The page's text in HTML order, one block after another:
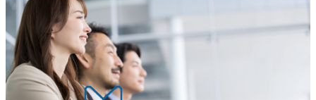
り、常に刺激を受けながらプロジェクトワークが可能 総合
コンサルティングファームの名の通り、全方位のクライア
ントに対して様々なプロジェクトが存在しており、手を上
げれば常に新しいテーマのチャレンジ機会を提供している
（ワンプール制） そのため、全体の離職率10％以下、未経
験3年未満の離職率は0％と驚異の定着率を誇る 大手ファー
ムと同水準以上の報酬制度であり、ファーム経験者の場合
制的に別のプロジェクトに異動することが可能。その結
果、<u>退職率も10%程度</u>(他社平均は2～30%程度) 残業
時間は<u>平均30時間程度。</u>バリューが出ていないから
残業代をつけさせないといったことはしない DE&Iにおいて
は女性活用や外国人/高齢者/障碍者などさまざまなバックグ
ラウンドを持つメンバーの働く環境を整えている SDGsの推
進にも積極的で、プロボノ支援等を行っている 部活動も活